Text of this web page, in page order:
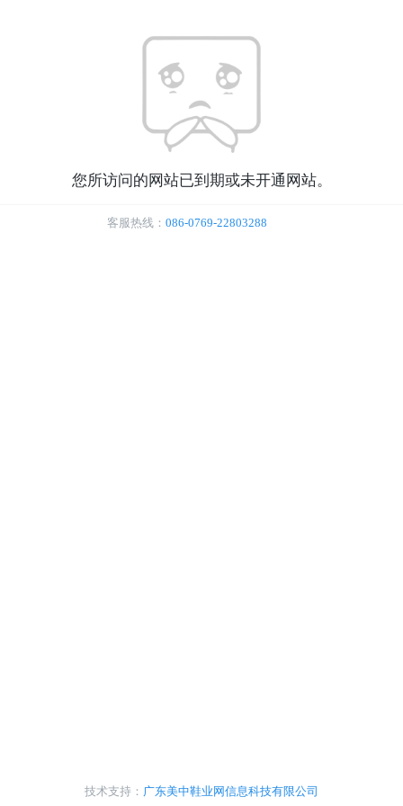
您所访问的网站已到期或未开通网站。
客服热线： 086-0769-22803288
技术支持： 广东美中鞋业网信息科技有限公司